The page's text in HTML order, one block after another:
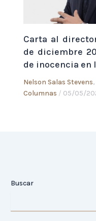
Carta al
de diciembre
de inocencia en
Nelson Salas Stevens,
Columnas / 05/05/
Buscar